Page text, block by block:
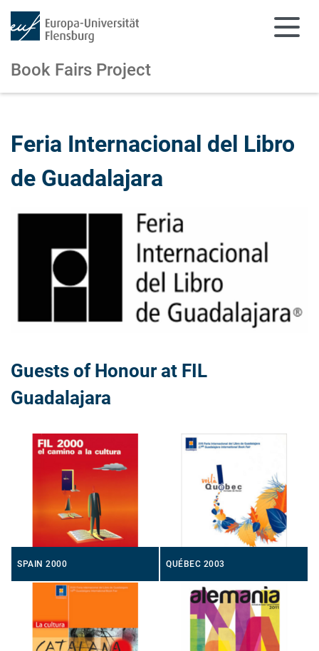
Book Fairs Project
Feria Internacional del Libro
de Guadalajara
Guests of Honour at FIL
Guadalajara
SPAIN 2000 QUÉBEC 2003